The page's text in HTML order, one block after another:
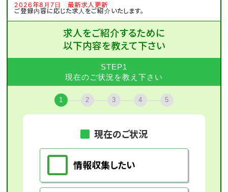
2026年8月7日 最新求人更新
ご登録内容に応じた求人をご紹介いたします。
求人をご紹介するために
以下内容を教えて下さい
STEP1
現在のご状況を教え下さい
1 2 3 4 5
現在のご状況
情報収集したい